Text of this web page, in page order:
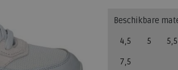
Beschikbare
4,5 5 5,5
7,5